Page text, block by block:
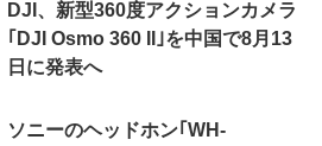
DJI、新型360度アクションカメラ
｢DJI Osmo 360 II｣を中国で8月13
日に発表へ
ソニーのヘッドホン｢WH-